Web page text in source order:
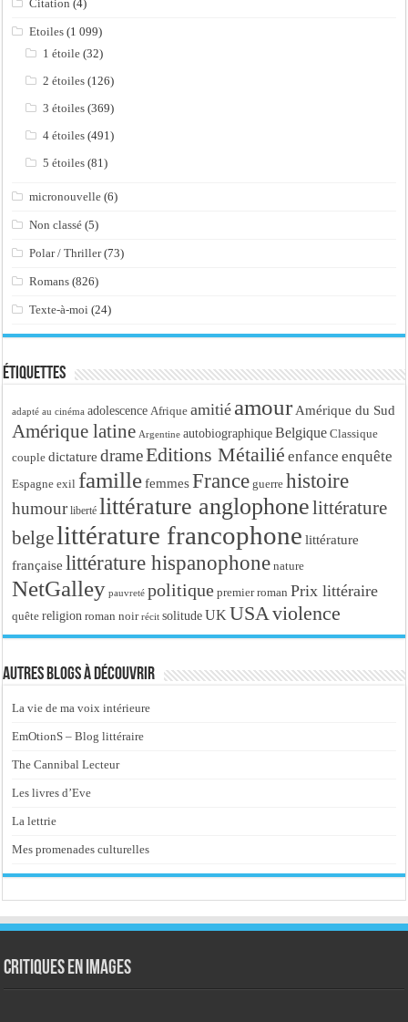
Citation (4)
Etoiles (1 099)
1 étoile (32)
2 étoiles (126)
3 étoiles (369)
4 étoiles (491)
5 étoiles (81)
micronouvelle (6)
Non classé (5)
Polar / Thriller(73)
Romans (826)
Texte-à-moi (24)
Étiquettes
adapté au cinéma adolescence Afrique amitié amour Amérique du Sud
Amérique latine Argentine autobiographique Belgique Classique
couple dictature drameEditions Métailié enfance enquête
Espagne exil famille femmes France guerre histoire
humour liberté littérature anglophonelittérature
belgelittérature francophone littérature
française littérature hispanophone nature
NetGalley pauvreté politique premier roman Prix littéraire
quête religion roman noir récit solitude UK USA violence
Autres blogs à découvrir
La vie de ma voix intérieure
EmOtionS – Blog littéraire
The Cannibal Lecteur
Les livres d’Eve
La lettrie
Mes promenades culturelles
Critiques en images